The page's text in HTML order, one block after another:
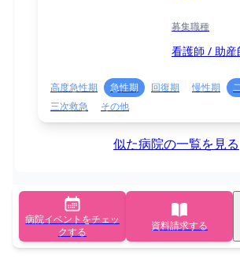
募集職種
看護師 / 助産
高度急性期 急性期 回復期 慢性期
三次救急
その他
似た病院の一覧を見る
病院イベントをチェッ
クする
資料請求する